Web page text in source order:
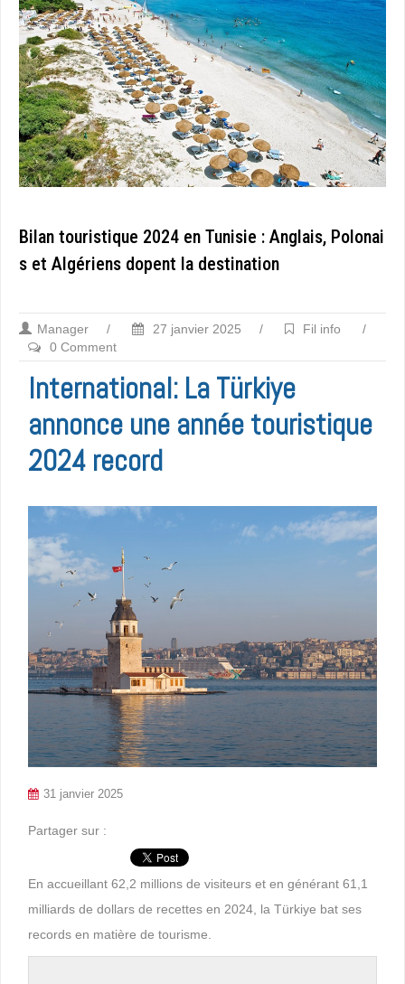
Bilan touristique 2024 en Tunisie : Anglais, Polonai
s et Algériens dopent la destination
Manager / 27 janvier 2025 / Fil info
/
0 Comment
International: La Türkiye
annonce une année touristique
2024 record
31 janvier 2025
Partager sur :
En accueillant 62,2 millions de visiteurs et en générant 61,1
milliards de dollars de recettes en 2024, la Türkiye bat ses
records en matière de tourisme.